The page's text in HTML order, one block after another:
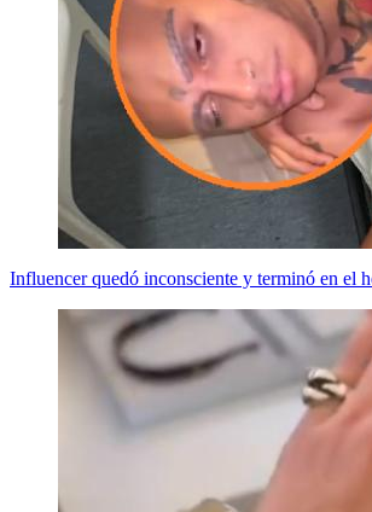
Influencer quedó inconsciente y terminó en el